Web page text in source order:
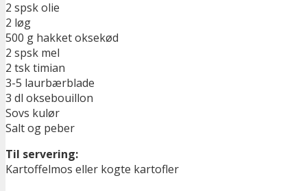
2 spsk olie
2 løg
500 g hakket oksekød
2 spsk mel
2 tsk timian
3-5 laurbærblade
3 dl oksebouillon
Sovs kulør
Salt og peber
Til servering:
Kartoffelmos eller kogte kartofler